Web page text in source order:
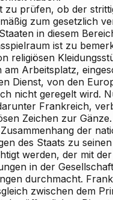
zu prüfen, ob der
zum gesetzlich
in diesem
ist zu
religiösen
am Arbeitsplatz,
Dienst, von den
nicht geregelt wird.
Frankreich,
Zeichen zur
der
des Staats zu
werden, der mit
in der
durchmacht.
zwischen dem